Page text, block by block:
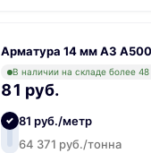
Арматура 14 мм А3
В наличии на складе более 48
81 руб.
81 руб./метр
64 371 руб./тонна